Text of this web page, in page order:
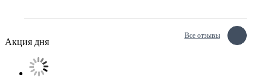
Все отзывы
Акция дня